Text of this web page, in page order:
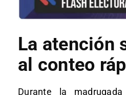
La atención
al conteo
Durante la